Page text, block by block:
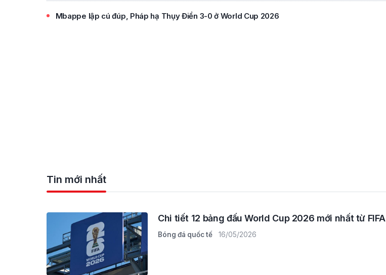
Mbappe lập cú đúp, Pháp hạ Thụy Điển 3-0 ở World Cup 2026
Tin mới nhất
Chi tiết 12 bảng đấu World Cup 2026 mới nhất từ FIFA
Bóng đá quốc tế 16/05/2026